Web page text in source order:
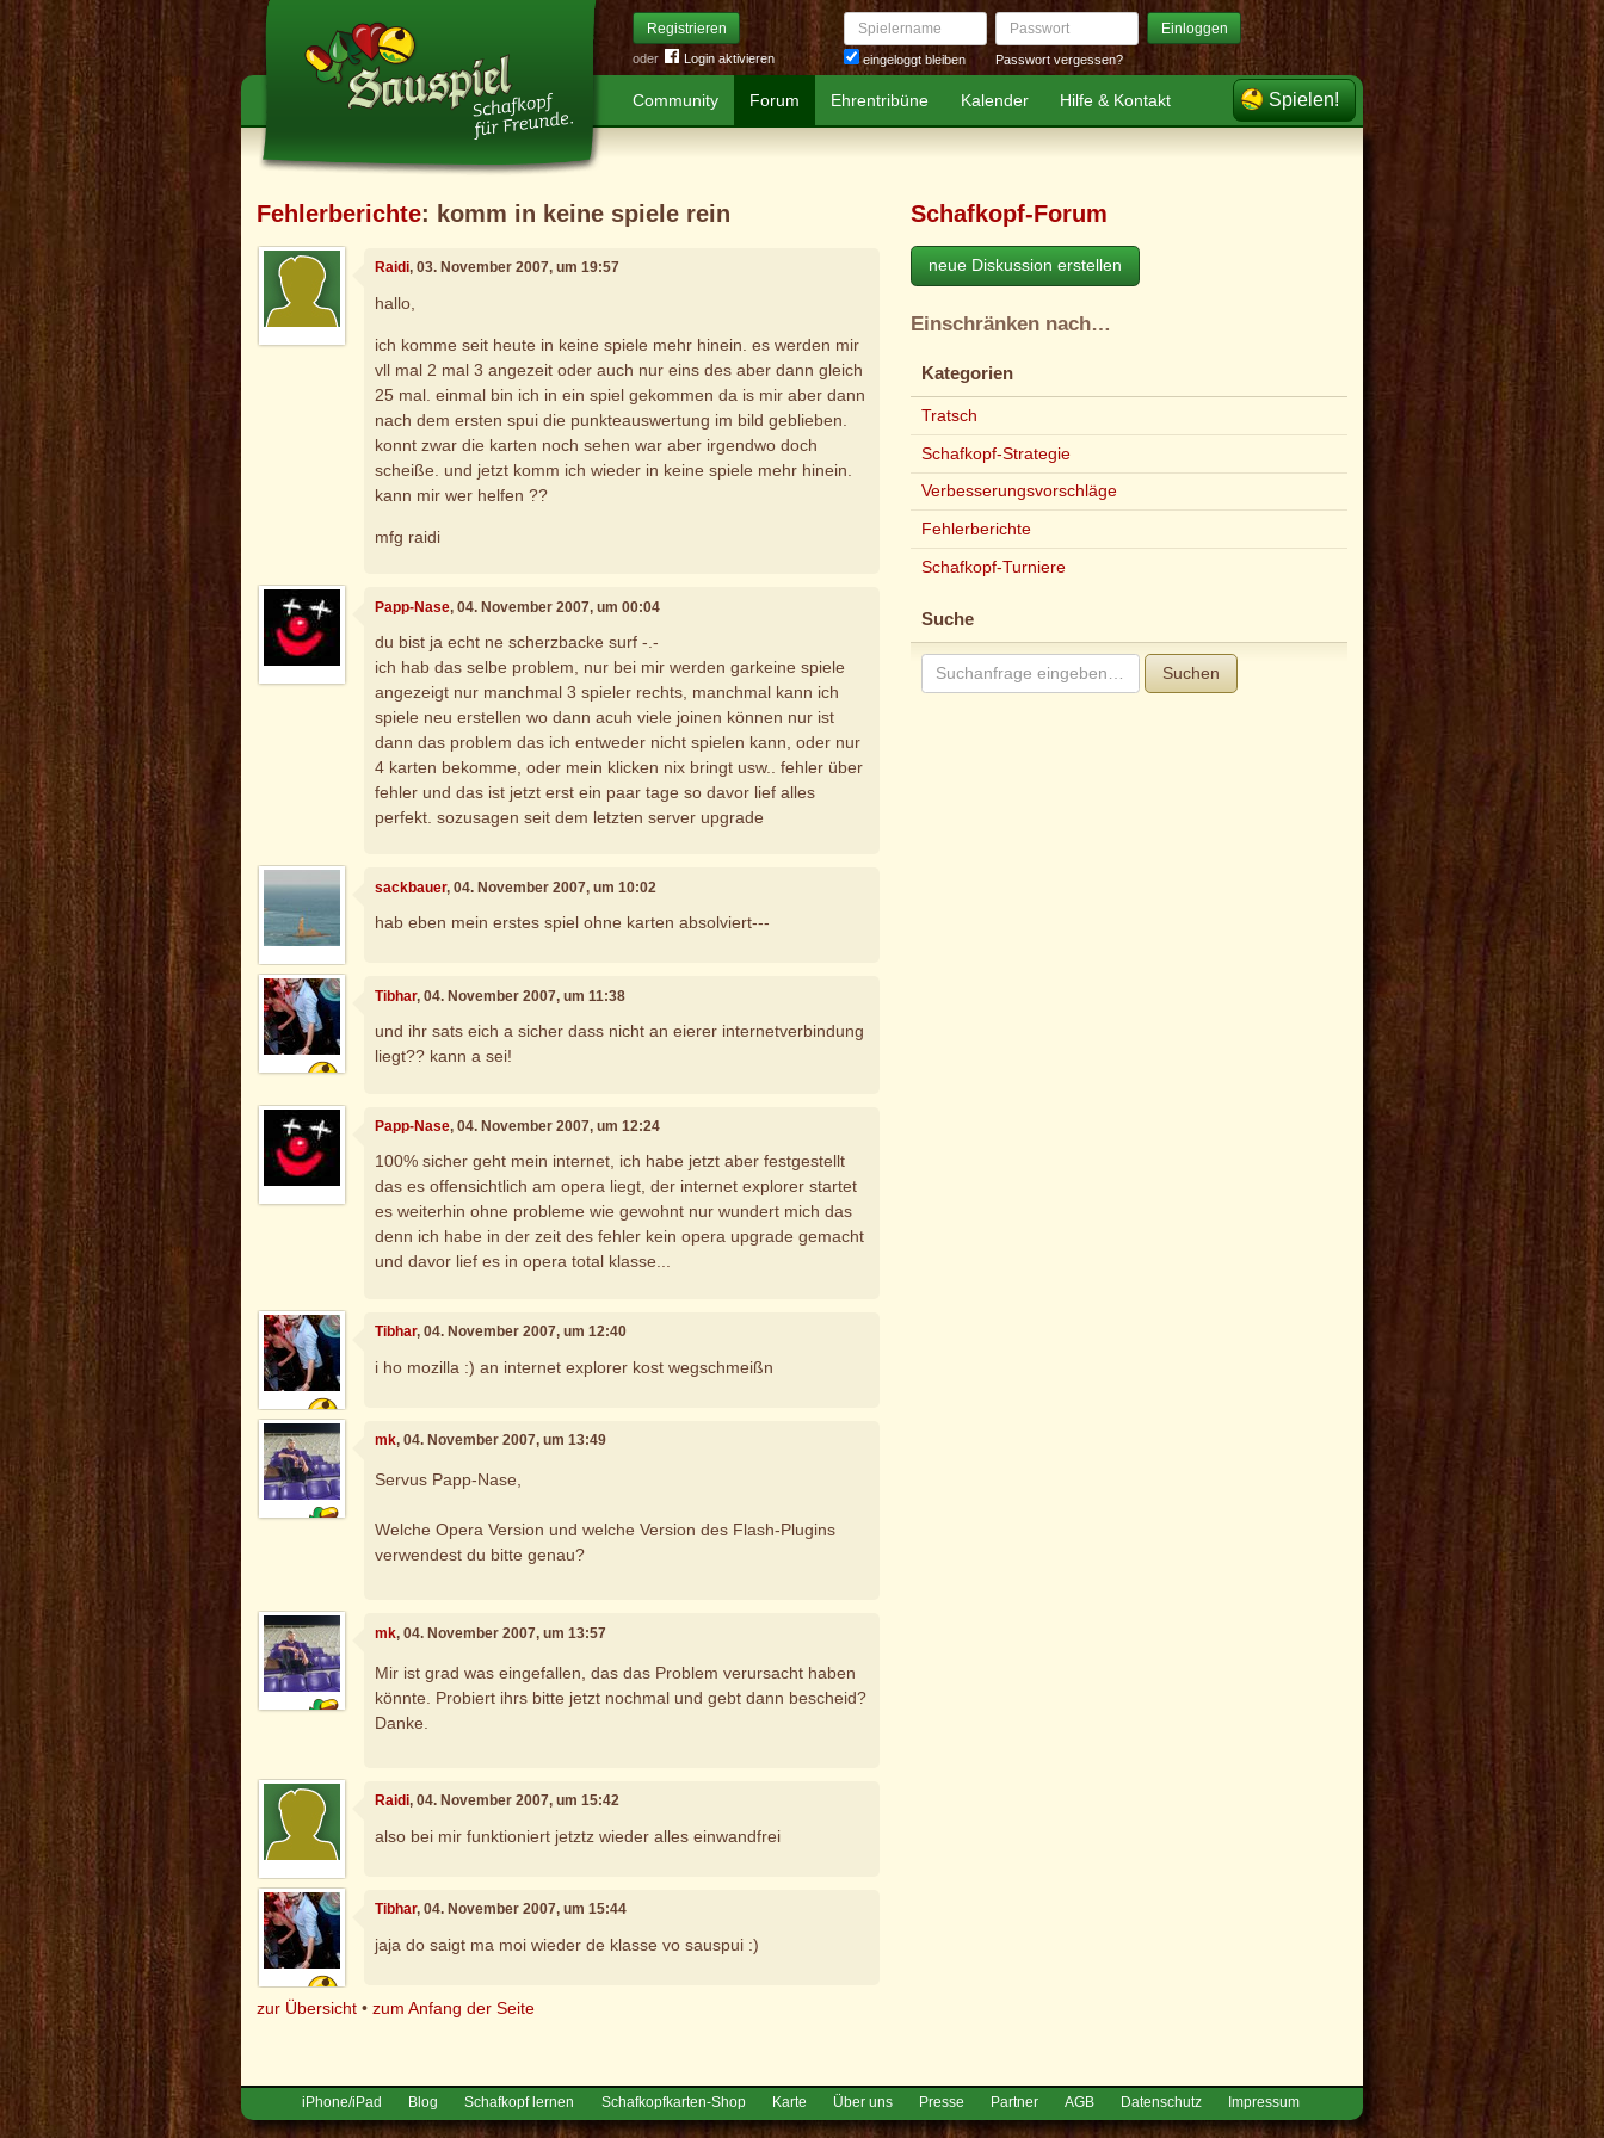
Registrieren
oder Login aktivieren
Spielername
eingeloggt bleiben
Passwort Einloggen
Passwort vergessen?
Community Forum Ehrentribüne Kalender Hilfe & Kontakt Spielen!
Fehlerberichte: komm in keine spiele rein
Raidi, 03. November 2007, um 19:57
hallo,
ich komme seit heute in keine spiele mehr hinein. es werden mir
vll mal 2 mal 3 angezeit oder auch nur eins des aber dann gleich
25 mal. einmal bin ich in ein spiel gekommen da is mir aber dann
nach dem ersten spui die punkteauswertung im bild geblieben.
konnt zwar die karten noch sehen war aber irgendwo doch
scheiße. und jetzt komm ich wieder in keine spiele mehr hinein.
kann mir wer helfen ??
mfg raidi
Papp-Nase, 04. November 2007, um 00:04
du bist ja echt ne scherzbacke surf -.-
ich hab das selbe problem, nur bei mir werden garkeine spiele
angezeigt nur manchmal 3 spieler rechts, manchmal kann ich
spiele neu erstellen wo dann acuh viele joinen können nur ist
dann das problem das ich entweder nicht spielen kann, oder nur
4 karten bekomme, oder mein klicken nix bringt usw.. fehler über
fehler und das ist jetzt erst ein paar tage so davor lief alles
perfekt. sozusagen seit dem letzten server upgrade
sackbauer, 04. November 2007, um 10:02
hab eben mein erstes spiel ohne karten absolviert---
Tibhar, 04. November 2007, um 11:38
und ihr sats eich a sicher dass nicht an eierer internetverbindung
liegt?? kann a sei!
Papp-Nase, 04. November 2007, um 12:24
100% sicher geht mein internet, ich habe jetzt aber festgestellt
das es offensichtlich am opera liegt, der internet explorer startet
es weiterhin ohne probleme wie gewohnt nur wundert mich das
denn ich habe in der zeit des fehler kein opera upgrade gemacht
und davor lief es in opera total klasse...
Tibhar, 04. November 2007, um 12:40
i ho mozilla :) an internet explorer kost wegschmeißn
mk, 04. November 2007, um 13:49
Servus Papp-Nase,
Welche Opera Version und welche Version des Flash-Plugins
verwendest du bitte genau?
mk, 04. November 2007, um 13:57
Mir ist grad was eingefallen, das das Problem verursacht haben
könnte. Probiert ihrs bitte jetzt nochmal und gebt dann bescheid?
Danke.
Raidi, 04. November 2007, um 15:42
also bei mir funktioniert jetztz wieder alles einwandfrei
Tibhar, 04. November 2007, um 15:44
jaja do saigt ma moi wieder de klasse vo sauspui :)
zur Übersicht •zum Anfang der Seite
Schafkopf-Forum
neue Diskussion erstellen
Einschränken nach…
Kategorien
Tratsch
Schafkopf-Strategie
Verbesserungsvorschläge
Fehlerberichte
Schafkopf-Turniere
Suche
Suchen
iPhone/iPad Blog Schafkopf lernen Schafkopfkarten-Shop Karte Über uns Presse Partner AGB Datenschutz Impressum